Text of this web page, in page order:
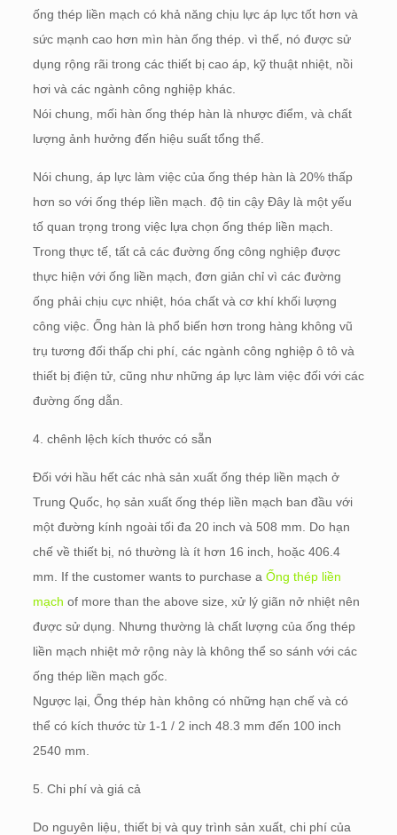
ống thép liền mạch có khả năng chịu lực áp lực tốt hơn và
sức mạnh cao hơn mìn hàn ống thép. vì thế, nó được sử
dụng rộng rãi trong các thiết bị cao áp, kỹ thuật nhiệt, nồi
hơi và các ngành công nghiệp khác.
Nói chung, mối hàn ống thép hàn là nhược điểm, và chất
lượng ảnh hưởng đến hiệu suất tổng thể.
Nói chung, áp lực làm việc của ống thép hàn là 20% thấp
hơn so với ống thép liền mạch. độ tin cậy Đây là một yếu
tố quan trọng trong việc lựa chọn ống thép liền mạch.
Trong thực tế, tất cả các đường ống công nghiệp được
thực hiện với ống liền mạch, đơn giản chỉ vì các đường
ống phải chịu cực nhiệt, hóa chất và cơ khí khối lượng
công việc. Ống hàn là phổ biến hơn trong hàng không vũ
trụ tương đối thấp chi phí, các ngành công nghiệp ô tô và
thiết bị điện tử, cũng như những áp lực làm việc đối với các
đường ống dẫn.
4. chênh lệch kích thước có sẵn
Đối với hầu hết các nhà sản xuất ống thép liền mạch ở
Trung Quốc, họ sản xuất ống thép liền mạch ban đầu với
một đường kính ngoài tối đa 20 inch và 508 mm. Do hạn
chế về thiết bị, nó thường là ít hơn 16 inch, hoặc 406.4
mm. If the customer wants to purchase a Ống thép liền
mạch of more than the above size , xử lý giãn nở nhiệt nên
được sử dụng. Nhưng thường là chất lượng của ống thép
liền mạch nhiệt mở rộng này là không thể so sánh với các
ống thép liền mạch gốc.
Ngược lại, Ống thép hàn không có những hạn chế và có
thể có kích thước từ 1-1 / 2 inch 48.3 mm đến 100 inch
2540 mm.
5. Chi phí và giá cả
Do nguyên liệu, thiết bị và quy trình sản xuất, chi phí của